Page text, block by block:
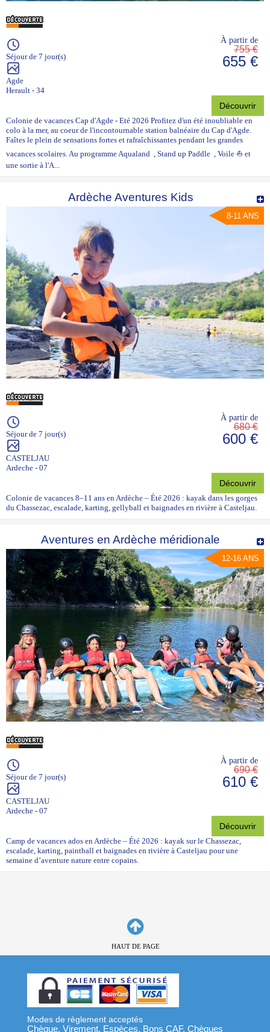
Séjour de 7 jour(s)
Agde
Herault - 34
À partir de
755 €
655 €
Découvrir
Colonie de vacances Cap d'Agde - Eté 2026 Profitez d'un été inoubliable en
colo à la mer, au coeur de l'incontournable station balnéaire du Cap d'Agde.
Faîtes le plein de sensations fortes et rafraîchissantes pendant les grandes
vacances scolaires. Au programme Aqualand , Stand up Paddle , Voile ⛵ et
une sortie à l'A...
Ardèche Aventures Kids
8-11 ANS
Séjour de 7 jour(s)
CASTELJAU
Ardeche - 07
À partir de
680 €
600 €
Découvrir
Colonie de vacances 8–11 ans en Ardèche – Été 2026 : kayak dans les gorges
du Chassezac, escalade, karting, gellyball et baignades en rivière à Casteljau.
Aventures en Ardèche méridionale
12-16 ANS
Séjour de 7 jour(s)
CASTELJAU
Ardeche - 07
À partir de
690 €
610 €
Découvrir
Camp de vacances ados en Ardèche – Été 2026 : kayak sur le Chassezac,
escalade, karting, paintball et baignades en rivière à Casteljau pour une
semaine d’aventure nature entre copains.
HAUT DE PAGE
Modes de règlement acceptés
Chèque, Virement, Espèces, Bons CAF, Chèques